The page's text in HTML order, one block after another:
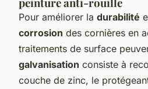
Pour améliorer la durabilité
corrosion des cornières en
traitements de surface
galvanisation consiste à
couche de zinc, le